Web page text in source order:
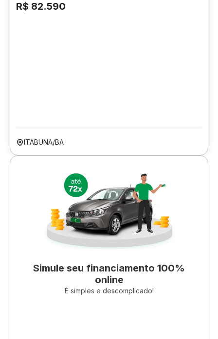
R$ 82.590
ITABUNA/BA
Simule seu financiamento 100%
online
É simples e descomplicado!